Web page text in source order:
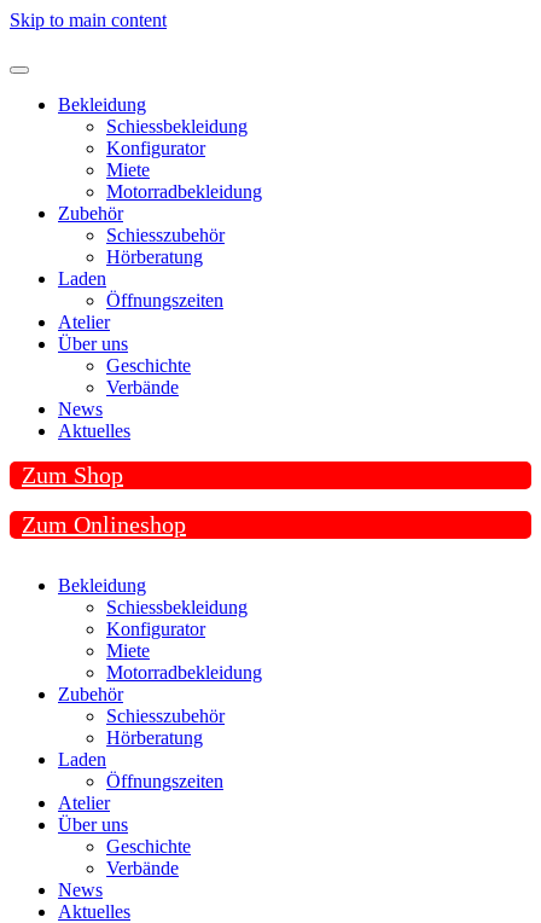
Skip to main content
Bekleidung
Schiessbekleidung
Konfigurator
Miete
Motorradbekleidung
Zubehör
Schiesszubehör
Hörberatung
Laden
Öffnungszeiten
Atelier
Über uns
Geschichte
Verbände
News
Aktuelles
Zum Shop
Zum Onlineshop
Bekleidung
Schiessbekleidung
Konfigurator
Miete
Motorradbekleidung
Zubehör
Schiesszubehör
Hörberatung
Laden
Öffnungszeiten
Atelier
Über uns
Geschichte
Verbände
News
Aktuelles